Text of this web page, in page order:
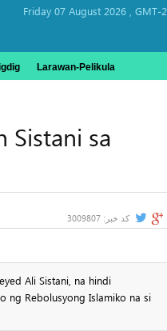
Friday 07 August 2026 , GMT-
Larawan-Pelikula
Sistani sa
کد خبر:3009807
Ali Sistani, na hindi
ng Rebolusyong Islamiko na si